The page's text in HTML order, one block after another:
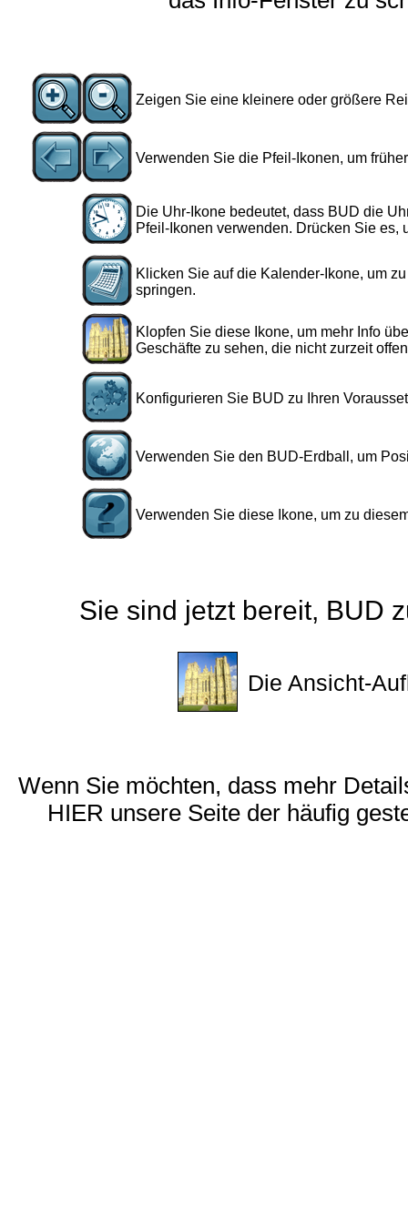
Zeigen Sie eine kleinere oder größere
Verwenden Sie die Pfeil-Ikonen, um
Die Uhr-Ikone bedeutet, dass BUD die
Pfeil-Ikonen verwenden. Drücken Sie es,
Klicken Sie auf die Kalender-Ikone, um
springen.
Klopfen Sie diese Ikone, um mehr Info
Geschäfte zu sehen, die nicht zurzeit
Konfigurieren Sie BUD zu Ihren
Verwenden Sie den BUD-Erdball, um
Verwenden Sie diese Ikone, um zu
Sie sind jetzt bereit, BUD
Die Ansicht-
Wenn Sie möchten, dass mehr
HIER unsere Seite der häufig